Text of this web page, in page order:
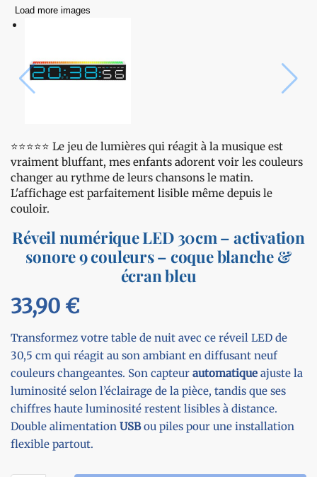
Load more images
⭐️⭐️⭐️⭐️⭐️ Le jeu de lumières qui réagit à la musique est
vraiment bluffant, mes enfants adorent voir les couleurs
changer au rythme de leurs chansons le matin.
L'affichage est parfaitement lisible même depuis le
couloir.
Réveil numérique LED 30cm – activation
sonore 9 couleurs – coque blanche &
écran bleu
33,90 €
Transformez votre table de nuit avec ce réveil LED de
30,5 cm qui réagit au son ambiant en diffusant neuf
couleurs changeantes. Son capteur automatique ajuste la
luminosité selon l’éclairage de la pièce, tandis que ses
chiffres haute luminosité restent lisibles à distance.
Double alimentation USBou piles pour une installation
flexible partout.